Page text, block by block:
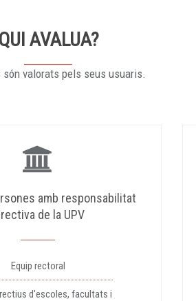
QUI AVALUA?
són valorats pels seus usuaris.
amb responsabilitat
de la UPV
Equip rectoral
d'escoles, facultats i